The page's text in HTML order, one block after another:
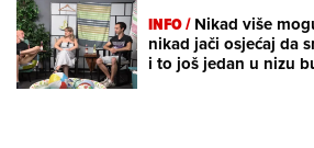
INFO /Nikad više
nikad jači osjećaj da
i to još jedan u nizu